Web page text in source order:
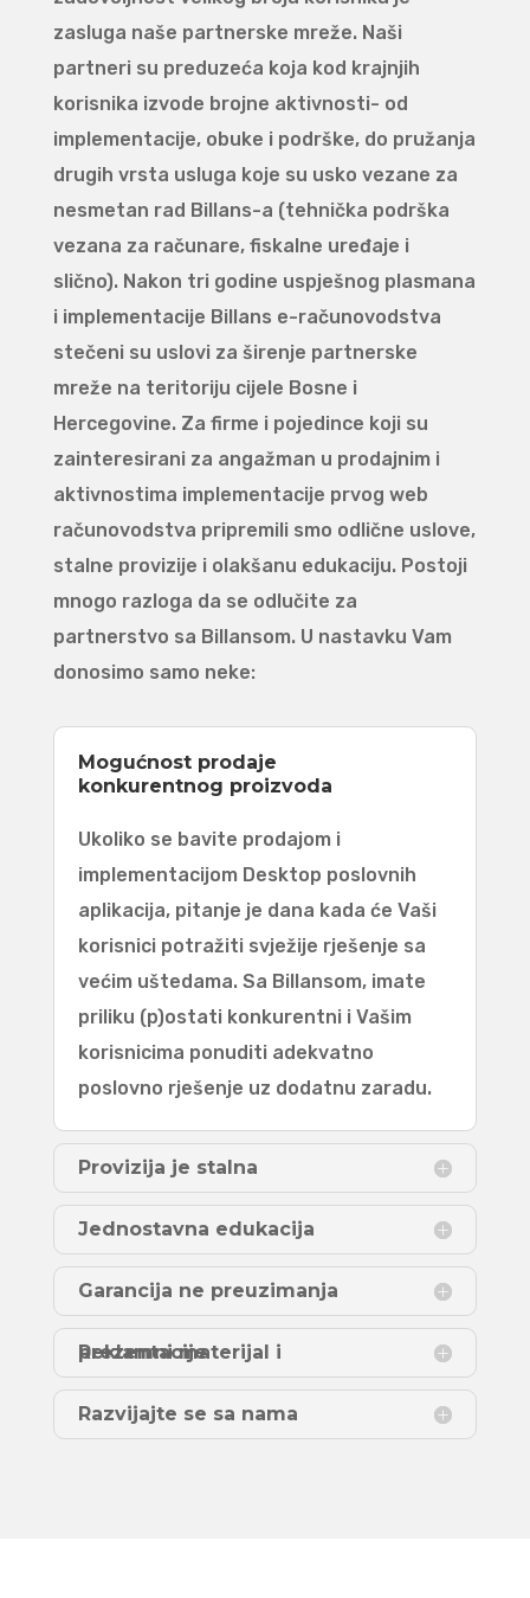
zasluga naše partnerske mreže. Naši
partneri su preduzeća koja kod krajnjih
korisnika izvode brojne aktivnosti- od
implementacije, obuke i podrške, do pružanja
drugih vrsta usluga koje su usko vezane za
nesmetan rad Billans-a (tehnička podrška
vezana za računare, fiskalne uređaje i
slično). Nakon tri godine uspješnog plasmana
i implementacije Billans e-računovodstva
stečeni su uslovi za širenje partnerske
mreže na teritoriju cijele Bosne i
Hercegovine. Za firme i pojedince koji su
zainteresirani za angažman u prodajnim i
aktivnostima implementacije prvog web
računovodstva pripremili smo odlične uslove,
stalne provizije i olakšanu edukaciju. Postoji
mnogo razloga da se odlučite za
partnerstvo sa Billansom. U nastavku Vam
donosimo samo neke:
Mogućnost prodaje
konkurentnog proizvoda
Ukoliko se bavite prodajom i
implementacijom Desktop poslovnih
aplikacija, pitanje je dana kada će Vaši
korisnici potražiti svježije rješenje sa
većim uštedama. Sa Billansom, imate
priliku (p)ostati konkurentni i Vašim
korisnicima ponuditi adekvatno
poslovno rješenje uz dodatnu zaradu.
Provizija je stalna
Jednostavna edukacija
Garancija ne preuzimanja
Reklamni materijal i prezentacije
Razvijajte se sa nama